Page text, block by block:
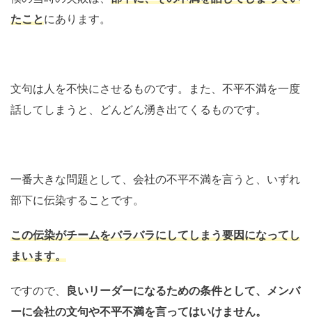
たことにあります。
文句は人を不快にさせるものです。また、不平不満を一度
話してしまうと、どんどん湧き出てくるものです。
一番大きな問題として、会社の不平不満を言うと、いずれ
部下に伝染することです。
この伝染がチームをバラバラにしてしまう要因になってし
まいます。
ですので、
良いリーダーになるための条件として、メンバ
ーに会社の文句や不平不満を言ってはいけません。